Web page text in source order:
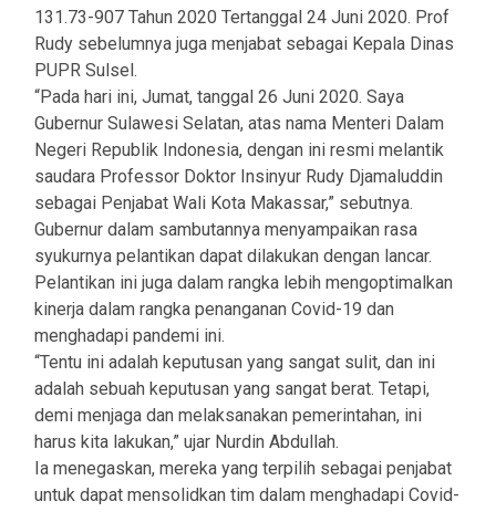
131.73-907 Tahun 2020 Tertanggal 24 Juni 2020. Prof
Rudy sebelumnya juga menjabat sebagai Kepala Dinas
PUPR Sulsel.
“Pada hari ini, Jumat, tanggal 26 Juni 2020. Saya
Gubernur Sulawesi Selatan, atas nama Menteri Dalam
Negeri Republik Indonesia, dengan ini resmi melantik
saudara Professor Doktor Insinyur Rudy Djamaluddin
sebagai Penjabat Wali Kota Makassar,” sebutnya.
Gubernur dalam sambutannya menyampaikan rasa
syukurnya pelantikan dapat dilakukan dengan lancar.
Pelantikan ini juga dalam rangka lebih mengoptimalkan
kinerja dalam rangka penanganan Covid-19 dan
menghadapi pandemi ini.
“Tentu ini adalah keputusan yang sangat sulit, dan ini
adalah sebuah keputusan yang sangat berat. Tetapi,
demi menjaga dan melaksanakan pemerintahan, ini
harus kita lakukan,” ujar Nurdin Abdullah.
Ia menegaskan, mereka yang terpilih sebagai penjabat
untuk dapat mensolidkan tim dalam menghadapi Covid-